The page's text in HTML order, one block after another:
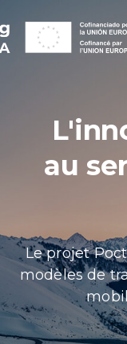
au
Le projet
modèles de